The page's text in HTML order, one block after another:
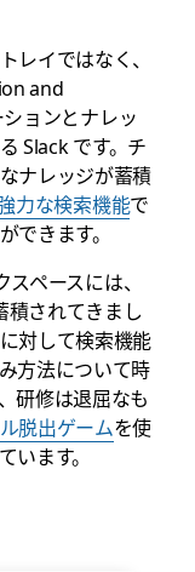
レイではなく、
and
ョンとナレッ
Slack です。チ
ナレッジが蓄積
力な検索機能で
できます。
ペースには、
積されてきまし
対して検索機能
方法について時
研修は退屈なも
脱出ゲームを使
います。